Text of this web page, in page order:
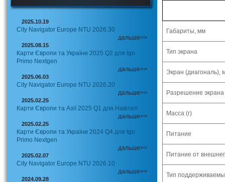
2025.10.19
City Navigator Europe NTU 2026.30
дальше>>
2025.08.15
Карти Європи та України 2025 Q2 для Igo
Primo Nextgen
дальше>>
2025.06.03
City Navigator Europe NTU 2026.20
дальше>>
2025.02.25
Карти Європи та Азії 2025 Q1 для Навітел
дальше>>
2025.02.25
Карти Європи та України 2024 Q4 для Igo
Primo Nextgen
дальше>>
2025.02.07
City Navigator Europe NTU 2026.10
дальше>>
2024.09.28
Габариты, мм
Тип экрана
Экран (диагональ),
Разрешение экрана
Масса (г)
Питание
Питание от
Тип